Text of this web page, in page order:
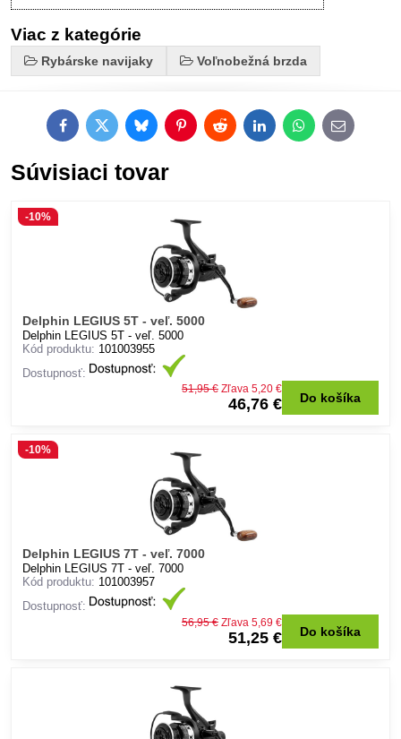
Viac z kategórie
Rybárske navijaky Voľnobežná brzda
FacebookTwitterBlueskyPinterestRedditLinkedInWhatsApp
E-
mail
Súvisiaci tovar
Delphin LEGIUS 5T - veľ. 5000
-10%
Delphin LEGIUS 5T - veľ. 5000
Kód produktu: 101003955
Dostupnosť:
46,76 €
51,95 € Zľava 5,20 €
Do košíka
Delphin LEGIUS 7T - veľ. 7000
-10%
Delphin LEGIUS 7T - veľ. 7000
Kód produktu: 101003957
Dostupnosť:
51,25 €
56,95 € Zľava 5,69 €
Do košíka